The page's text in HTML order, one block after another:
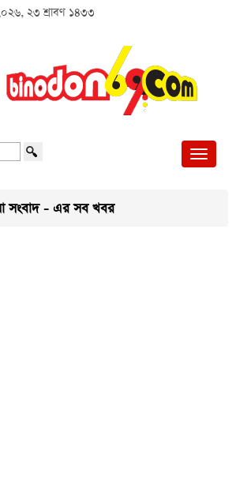
২৩ শ্রাবণ ১৪৩৩
সংবাদ - এর সব খবর